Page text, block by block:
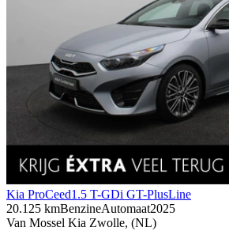
Kia ProCeed1.5 T-GDi GT-PlusLine
20.125 kmBenzineAutomaat2025
Van Mossel Kia Zwolle, (NL)